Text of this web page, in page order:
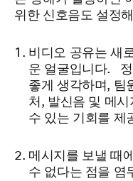
위한 신호음도 설정
비디오 공유는 새
운 얼굴입니다.
좋게 생각하며, 팀
처, 발신음 및 메
수 있는 기회를 제
메시지를 보낼 때
수 없다는 점을 염